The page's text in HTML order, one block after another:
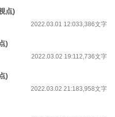
点)
2022.03.01 12:033,386文字
)
2022.03.02 19:112,736文字
)
2022.03.02 21:183,958文字